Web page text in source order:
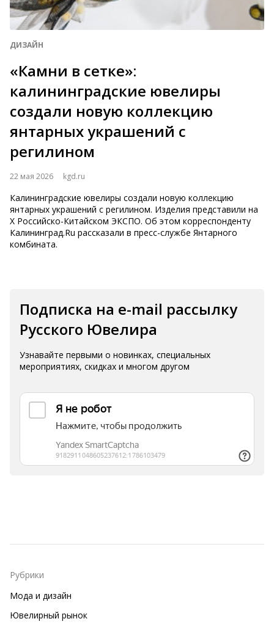
ДИЗАЙН
«Камни в сетке»:
калининградские ювелиры
создали новую коллекцию
янтарных украшений с
регилином
22 мая 2026 kgd.ru
Калининградские ювелиры создали новую коллекцию
янтарных украшений с регилином. Изделия представили на
Х Российско-Китайском ЭКСПО. Об этом корреспонденту
Калининград.Ru рассказали в пресс-службе Янтарного
комбината.
Подписка на e-mail рассылку
Русского Ювелира
Узнавайте первыми о новинках, специальных
мероприятиях, скидках и многом другом
Рубрики
Мода и дизайн
Ювелирный рынок